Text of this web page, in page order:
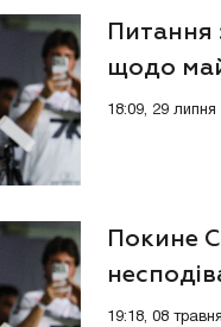
Питання
щодо
18:09, 29
Покине
19:18, 08